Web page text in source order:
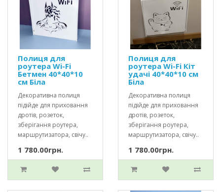
Полиця для
роутера Wi-Fi
Бетмен 40*40*10
см Біла
Декоративна полиця
підійде для приховання
дротів, розеток,
зберігання роутера,
маршрутизатора, свічу..
1 780.00грн.
Полиця для
роутера Wi-Fi Кіт
удачі 40*40*10 см
Біла
Декоративна полиця
підійде для приховання
дротів, розеток,
зберігання роутера,
маршрутизатора, свічу..
1 780.00грн.